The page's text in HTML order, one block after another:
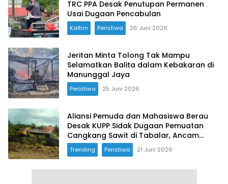
TRC PPA Desak Penutupan Permanen
Usai Dugaan Pencabulan
Kaltim Peristiwa 26 Juni 2026
Jeritan Minta Tolong Tak Mampu
Selamatkan Balita dalam Kebakaran di
Manunggal Jaya
Peristiwa 25 Juni 2026
Aliansi Pemuda dan Mahasiswa Berau
Desak KUPP Sidak Dugaan Pemuatan
Cangkang Sawit di Tabalar, Ancam
Gelar Demo
Trending Peristiwa 21 Juni 2026